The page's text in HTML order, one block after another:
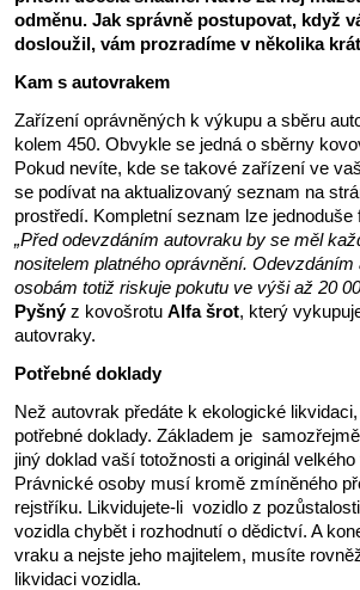
odměnu. Jak správně postupovat, když
dosloužil, vám prozradíme v několika
Kam s autovrakem
Zařízení oprávněných k výkupu a sběru
kolem 450. Obvykle se jedná o sběrny
Pokud nevíte, kde se takové zařízení ve
se podívat na aktualizovaný seznam na
prostředí. Kompletní seznam lze
„Před odevzdáním autovraku by se měl
nositelem platného oprávnění.
osobám totiž riskuje pokutu ve výši až 20
Pyšnýz kovošrotu Alfa šrot, který
autovraky.
Potřebné doklady
Než autovrak předáte k ekologické
potřebné doklady. Základem je
jiný doklad vaší totožnosti a originál
Právnické osoby musí kromě zmíněného
rejstříku. Likvidujete-li vozidlo z
vozidla chybět i rozhodnutí o dědictví. A
vraku a nejste jeho majitelem, musíte
likvidaci vozidla.